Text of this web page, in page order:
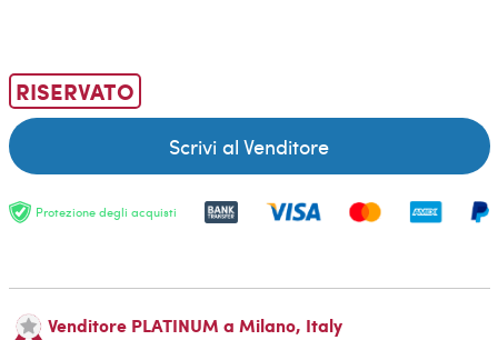
RISERVATO
Scrivi al Venditore
Protezione degli acquisti
Venditore PLATINUM a Milano, Italy